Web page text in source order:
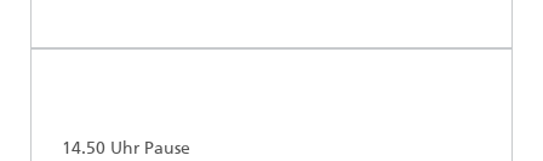
14.50 Uhr Pause